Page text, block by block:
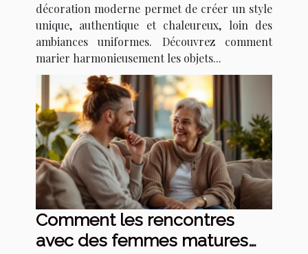
décoration moderne permet de créer un style
unique, authentique et chaleureux, loin des
ambiances uniformes. Découvrez comment
marier harmonieusement les objets...
Comment les rencontres
avec des femmes matures